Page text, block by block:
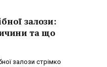
залози:
та що
залози стрімко